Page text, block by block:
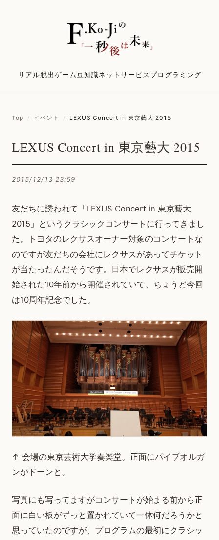
リアル脱出ゲーム豆知識ネットサービス プログラミング
Top / イベント / LEXUS Concert in 東京藝大 2015
LEXUS Concert in 東京藝大 2015
2015/12/13 23:59
友だちに誘われて「LEXUS Concert in 東京藝大
2015」というクラシックコンサートに行ってきまし
た。トヨタのレクサスオーナー対象のコンサートな
のですが友だちの会社にレクサスがあってチケット
が当たったんだそうです。日本でレクサスが販売開
始された10年前から開催されていて、ちょうど今回
は10周年記念でした。
↑ 会場の東京芸術大学奏楽堂。正面にパイプオルガ
ンがドーンと。
写真にも写ってますがコンサートが始まる前から正
面に白い板がずっと置かれていて一体何だろうかと
思っていたのですが、プログラムの最初にクラシッ